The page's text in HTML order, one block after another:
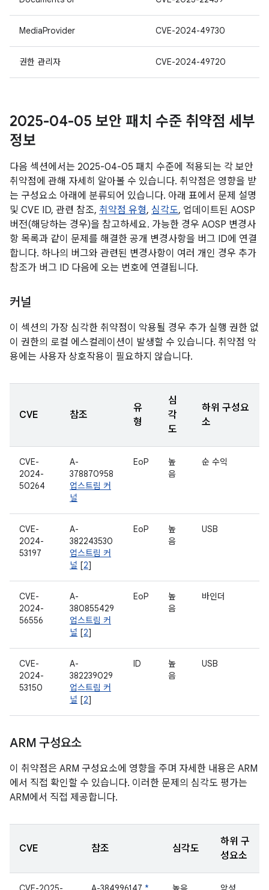
MediaProvider CVE-2024-49730
권한 관리자 CVE-2024-49720
2025-04-05 보안 패치 수준 취약점 세부
정보
다음 섹션에서는 2025-04-05 패치 수준에 적용되는 각 보안
취약점에 관해 자세히 알아볼 수 있습니다. 취약점은 영향을 받
는 구성요소 아래에 분류되어 있습니다. 아래 표에서 문제 설명
및 CVE ID, 관련 참조, 취약점 유형, 심각도, 업데이트된 AOSP
버전(해당하는 경우)을 참고하세요. 가능한 경우 AOSP 변경사
항 목록과 같이 문제를 해결한 공개 변경사항을 버그 ID에 연결
합니다. 하나의 버그와 관련된 변경사항이 여러 개인 경우 추가
참조가 버그 ID 다음에 오는 번호에 연결됩니다.
커널
이 섹션의 가장 심각한 취약점이 악용될 경우 추가 실행 권한 없
이 권한의 로컬 에스컬레이션이 발생할 수 있습니다. 취약점 악
용에는 사용자 상호작용이 필요하지 않습니다.
CVE 참조
유
형
심
각
도
하위 구성요
소
CVE-
2024-
50264
A-
378870958
업스트림 커
널
EoP
높
음
순 수익
CVE-
2024-
53197
A-
382243530
업스트림 커
널 [2]
EoP
높
음
USB
CVE-
2024-
56556
A-
380855429
업스트림 커
널 [2]
EoP
높
음
바인더
CVE-
2024-
53150
A-
382239029
업스트림 커
널 [2]
ID
높
음
USB
ARM 구성요소
이 취약점은 ARM 구성요소에 영향을 주며 자세한 내용은 ARM
에서 직접 확인할 수 있습니다. 이러한 문제의 심각도 평가는
ARM에서 직접 제공합니다.
CVE 참조 심각도
하위 구
성요소